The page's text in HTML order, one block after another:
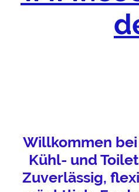
Willkommen
Kühl- und
Zuverlässig,